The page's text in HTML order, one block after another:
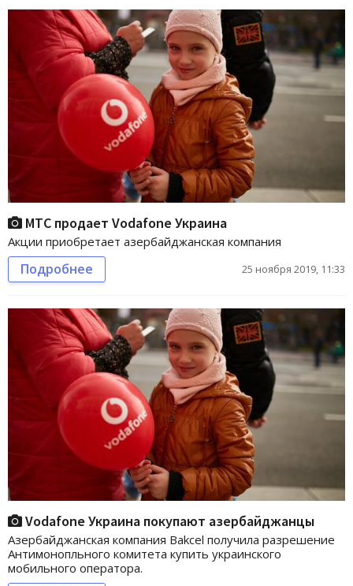
МТС продает Vodafone Украина
Акции приобретает азербайджанская компания
Подробнее 25 ноября 2019, 11:33
Vodafone Украина покупают азербайджанцы
Азербайджанская компания Bakcel получила разрешение
Антимонопльного комитета купить украинского
мобильного оператора.